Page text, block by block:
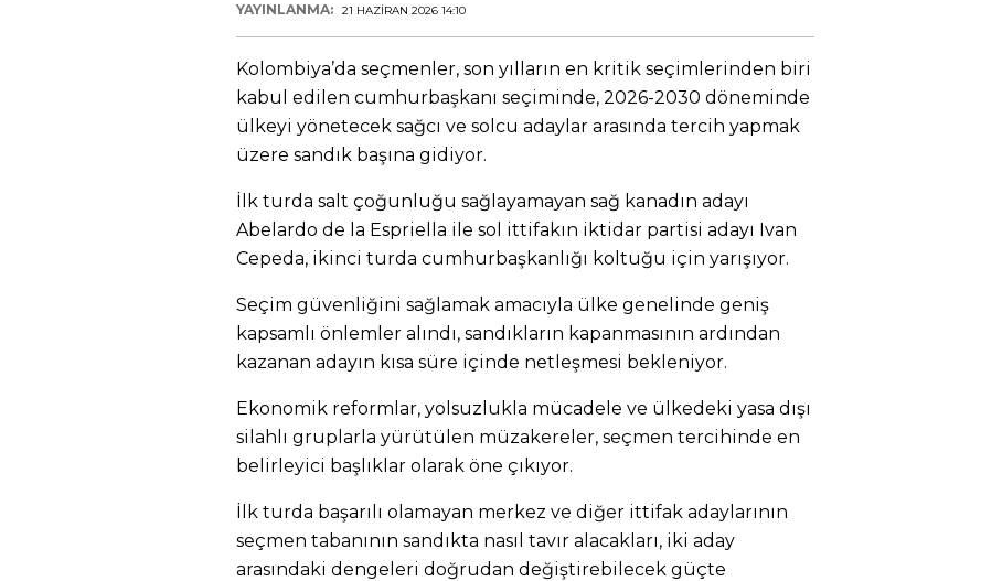
YAYINLANMA: 21 HAZIRAN 2026 14:10
Kolombiya’da seçmenler, son yılların en kritik seçimlerinden biri
kabul edilen cumhurbaşkanı seçiminde, 2026-2030 döneminde
ülkeyi yönetecek sağcı ve solcu adaylar arasında tercih yapmak
üzere sandık başına gidiyor.
İlk turda salt çoğunluğu sağlayamayan sağ kanadın adayı
Abelardo de la Espriella ile sol ittifakın iktidar partisi adayı Ivan
Cepeda, ikinci turda cumhurbaşkanlığı koltuğu için yarışıyor.
Seçim güvenliğini sağlamak amacıyla ülke genelinde geniş
kapsamlı önlemler alındı, sandıkların kapanmasının ardından
kazanan adayın kısa süre içinde netleşmesi bekleniyor.
Ekonomik reformlar, yolsuzlukla mücadele ve ülkedeki yasa dışı
silahlı gruplarla yürütülen müzakereler, seçmen tercihinde en
belirleyici başlıklar olarak öne çıkıyor.
İlk turda başarılı olamayan merkez ve diğer ittifak adaylarının
seçmen tabanının sandıkta nasıl tavır alacakları, iki aday
arasındaki dengeleri doğrudan değiştirebilecek güçte